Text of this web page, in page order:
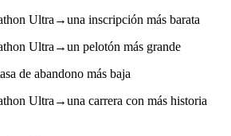
Ultra →una inscripción más barata
Ultra →un pelotón más grande
de abandono más baja
Ultra →una carrera con más historia